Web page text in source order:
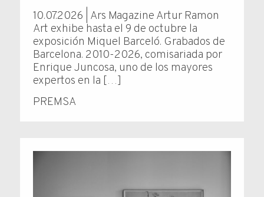
PREMSA
10.07.2026 | Ars Magazine Artur Ramon
Art exhibe hasta el 9 de octubre la
exposición Miquel Barceló. Grabados de
Barcelona. 2010-2026, comisariada por
Enrique Juncosa, uno de los mayores
expertos en la […]